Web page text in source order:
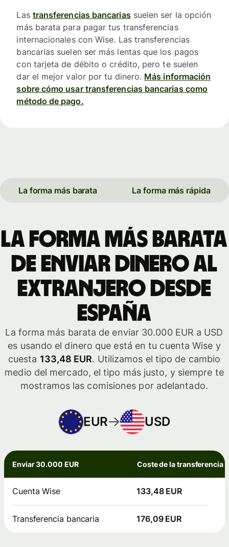
Las transferencias bancariassuelen ser la opción
más barata para pagar tus transferencias
internacionales con Wise. Las transferencias
bancarias suelen ser más lentas que los pagos
con tarjeta de débito o crédito, pero te suelen
dar el mejor valor por tu dinero. Más información
sobre cómo usar transferencias bancarias como
método de pago.
La forma más barata La forma más rápida
La forma más barata
de enviar dinero al
extranjero desde
España
La forma más barata de enviar 30.000 EUR a USD
es usando el dinero que está en tu cuenta Wise y
cuesta 133,48 EUR. Utilizamos el tipo de cambio
medio del mercado, el tipo más justo, y siempre te
mostramos las comisiones por adelantado.
EUR USD
Enviar 30.000 EUR Coste de la transferencia
Cuenta Wise 133,48 EUR
Transferencia bancaria 176,09 EUR